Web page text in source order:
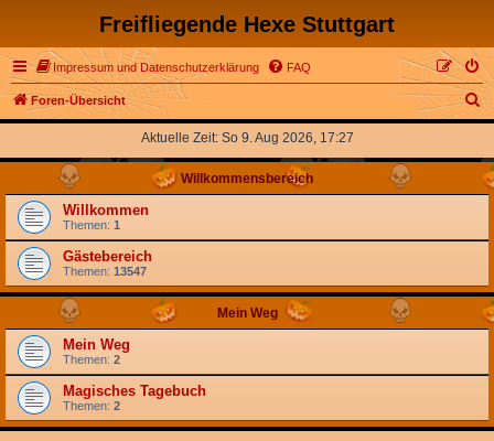
Freifliegende Hexe Stuttgart
Impressum und Datenschutzerklärung FAQ
Foren-Übersicht
S
u
h
Aktuelle Zeit: So 9. Aug 2026, 17:27
Willkommensbereich
Willkommen
Themen: 1
Gästebereich
Themen: 13547
Mein Weg
Mein Weg
Themen: 2
Magisches Tagebuch
Themen: 2